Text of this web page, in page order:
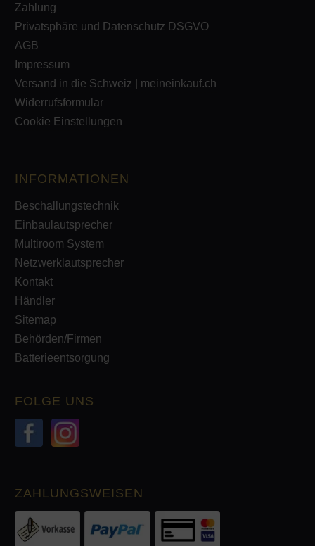
Zahlung
Privatsphäre und Datenschutz DSGVO
AGB
Impressum
Versand in die Schweiz | meineinkauf.ch
Widerrufsformular
Cookie Einstellungen
INFORMATIONEN
Beschallungstechnik
Einbaulautsprecher
Multiroom System
Netzwerklautsprecher
Kontakt
Händler
Sitemap
Behörden/Firmen
Batterieentsorgung
FOLGE UNS
ZAHLUNGSWEISEN